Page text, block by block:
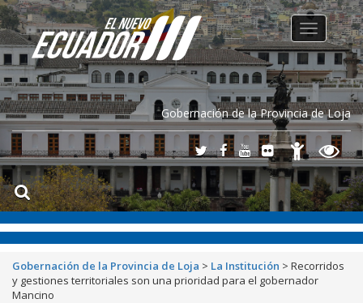
Gobernación de la Provincia de Loja
Toggle
navigation
Gobernación de la Provincia de Loja > La Institución > Recorridos
y gestiones territoriales son una prioridad para el gobernador
Mancino